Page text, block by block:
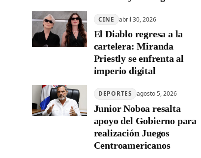
CINE abril 30, 2026
El Diablo regresa a la
cartelera: Miranda
Priestly se enfrenta al
imperio digital
DEPORTES agosto 5, 2026
Junior Noboa resalta
apoyo del Gobierno para
realización Juegos
Centroamericanos